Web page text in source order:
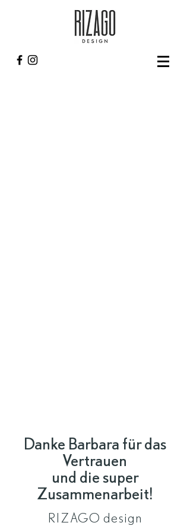
Danke Barbara für das
Vertrauen
und die super
Zusammenarbeit!
RIZAGO design